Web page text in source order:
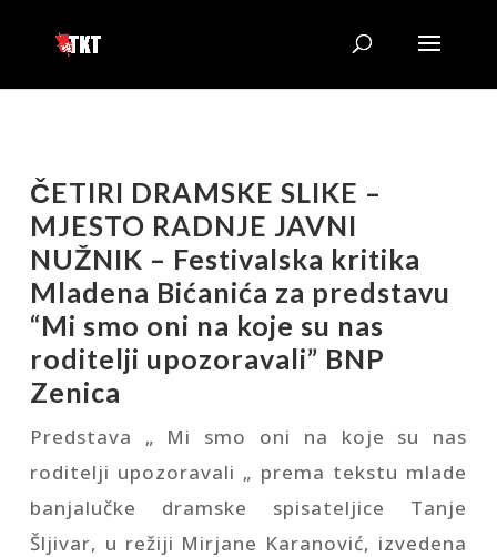
ČETIRI DRAMSKE SLIKE –
MJESTO RADNJE JAVNI
NUŽNIK – Festivalska kritika
Mladena Bićanića za predstavu
“Mi smo oni na koje su nas
roditelji upozoravali” BNP
Zenica
Predstava „ Mi smo oni na koje su nas
roditelji upozoravali „ prema tekstu mlade
banjalučke dramske spisateljice Tanje
Šljivar, u režiji Mirjane Karanović, izvedena